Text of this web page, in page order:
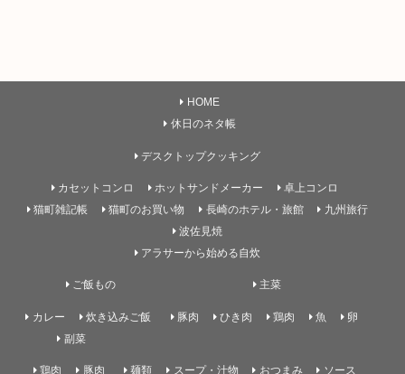
HOME
休日のネタ帳
デスクトップクッキング
カセットコンロ ホットサンドメーカー
卓上コンロ
猫町雑記帳
猫町のお買い物 長崎のホテル・旅館
九州旅行
波佐見焼
アラサーから始める自炊
ご飯もの
カレー 炊き込みご飯
主菜
豚肉 ひき肉 鶏肉 魚
卵
副菜
鶏肉 豚肉 麺類 スープ・汁物 おつまみ ソース